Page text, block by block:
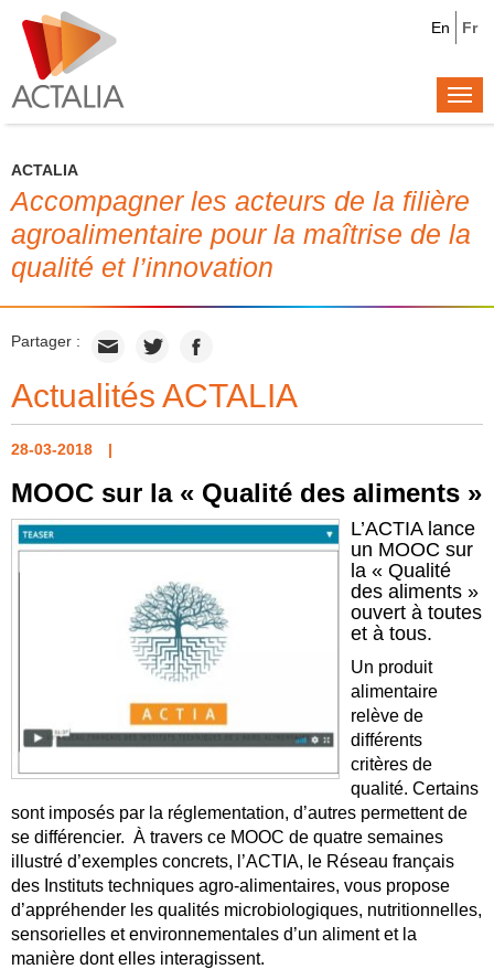
Fr
En
ACTALIA
Accompagner les acteurs de la filière
agroalimentaire pour la maîtrise de la
qualité et l’innovation
Partager :
Actualités ACTALIA
28-03-2018
MOOC sur la « Qualité des aliments »
L’ACTIA lance
un MOOC sur
la « Qualité
des aliments »
ouvert à toutes
et à tous.
Un produit
alimentaire
relève de
différents
critères de
qualité. Certains
sont imposés par la réglementation, d’autres permettent de
se différencier. À travers ce MOOC de quatre semaines
illustré d’exemples concrets, l’ACTIA, le Réseau français
des Instituts techniques agro-alimentaires, vous propose
d’appréhender les qualités microbiologiques, nutritionnelles,
sensorielles et environnementales d’un aliment et la
manière dont elles interagissent.